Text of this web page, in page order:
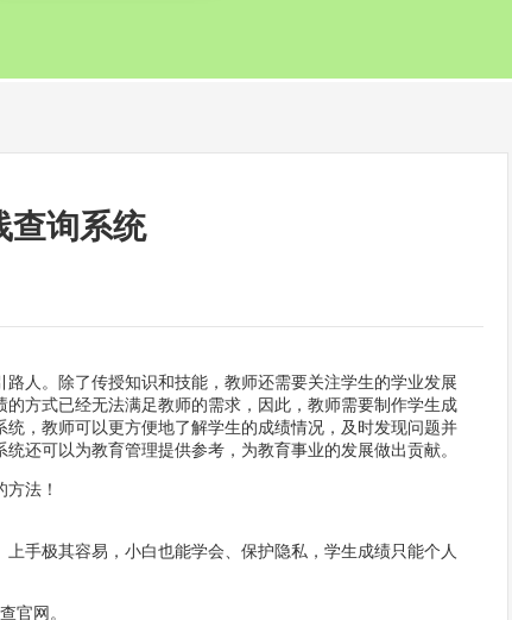
查询系统
人。除了传授知识和技能，教师还需要关注学生的学业发展
方式已经无法满足教师的需求，因此，教师需要制作学生成
，教师可以更方便地了解学生的成绩情况，及时发现问题并
还可以为教育管理提供参考，为教育事业的发展做出贡献。
法！
手极其容易，小白也能学会、保护隐私，学生成绩只能个人
官网。